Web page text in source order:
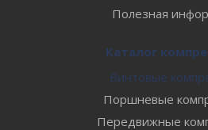
Полезная
Каталог
Винтовые
Поршневые
Передвижные